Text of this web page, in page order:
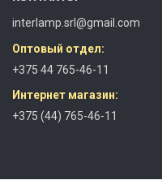
interlamp.srl@gmail.com
Оптовый отдел:
+375 44 765-46-11
Интернет магазин:
+375 (44) 765-46-11